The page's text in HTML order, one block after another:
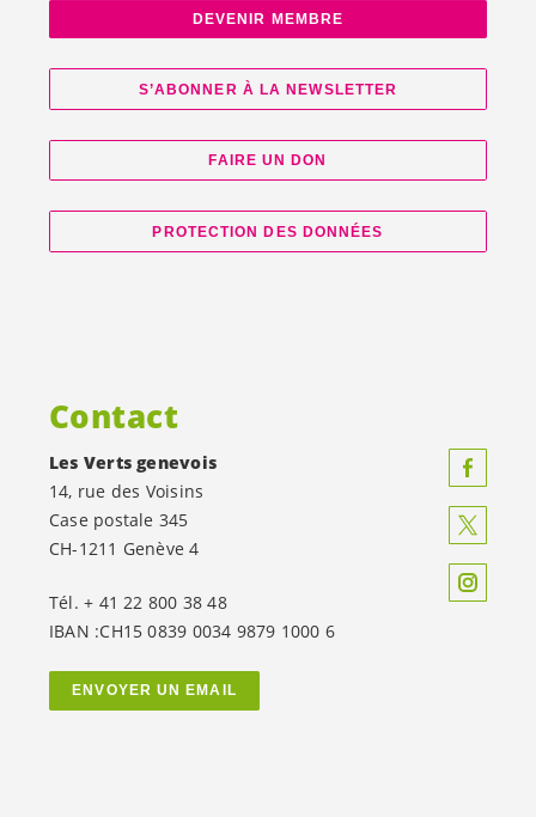
DEVENIR MEMBRE
S’ABONNER À LA NEWSLETTER
FAIRE UN DON
PROTECTION DES DONNÉES
Contact
Les Verts genevois
14, rue des Voisins
Case postale 345
CH-1211 Genève 4
Tél. + 41 22 800 38 48
IBAN :CH15 0839 0034 9879 1000 6
ENVOYER UN EMAIL